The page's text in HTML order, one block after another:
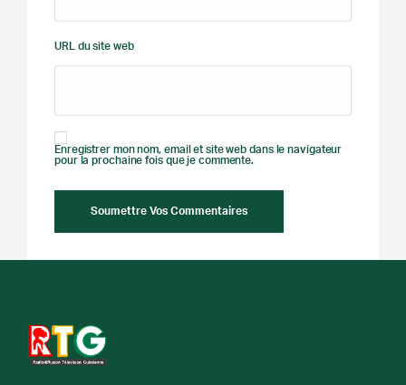
URL du site web
Enregistrer mon nom, email et site web dans le navigateur
pour la prochaine fois que je commente.